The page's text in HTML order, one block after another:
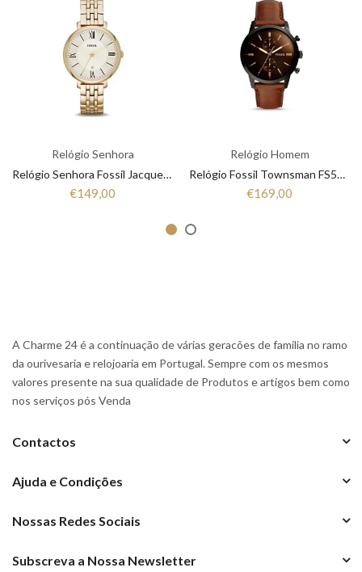
Relógio Senhora
Relógio Senhora Fossil Jacqueline ES3434
€149,00
Relógio Homem
Relógio Fossil Townsman FS5437
€169,00
A Charme 24 é a continuação de várias geracões de familia no ramo
da ourivesaria e relojoaria em Portugal. Sempre com os mesmos
valores presente na sua qualidade de Produtos e artigos bem como
nos serviços pós Venda
Contactos
Ajuda e Condições
Nossas Redes Sociais
Subscreva a Nossa Newsletter